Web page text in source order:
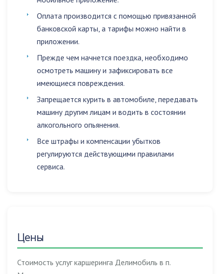
Оплата производится с помощью привязанной
банковской карты, а тарифы можно найти в
приложении.
Прежде чем начнется поездка, необходимо
осмотреть машину и зафиксировать все
имеющиеся повреждения.
Запрещается курить в автомобиле, передавать
машину другим лицам и водить в состоянии
алкогольного опьянения.
Все штрафы и компенсации убытков
регулируются действующими правилами
сервиса.
Цены
Стоимость услуг каршеринга Делимобиль в п.